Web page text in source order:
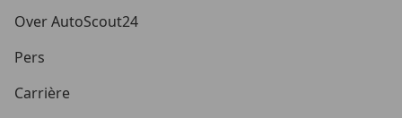
Over AutoScout24
Pers
Carrière